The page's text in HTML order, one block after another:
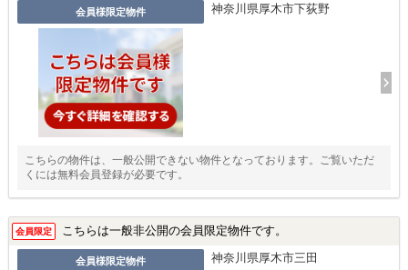
会員様限定物件 神奈川県厚木市下荻野
こちらの物件は、一般公開できない物件となっております。ご覧いただ
くには無料会員登録が必要です。
会員限定 こちらは一般非公開の会員限定物件です。
会員様限定物件 神奈川県厚木市三田